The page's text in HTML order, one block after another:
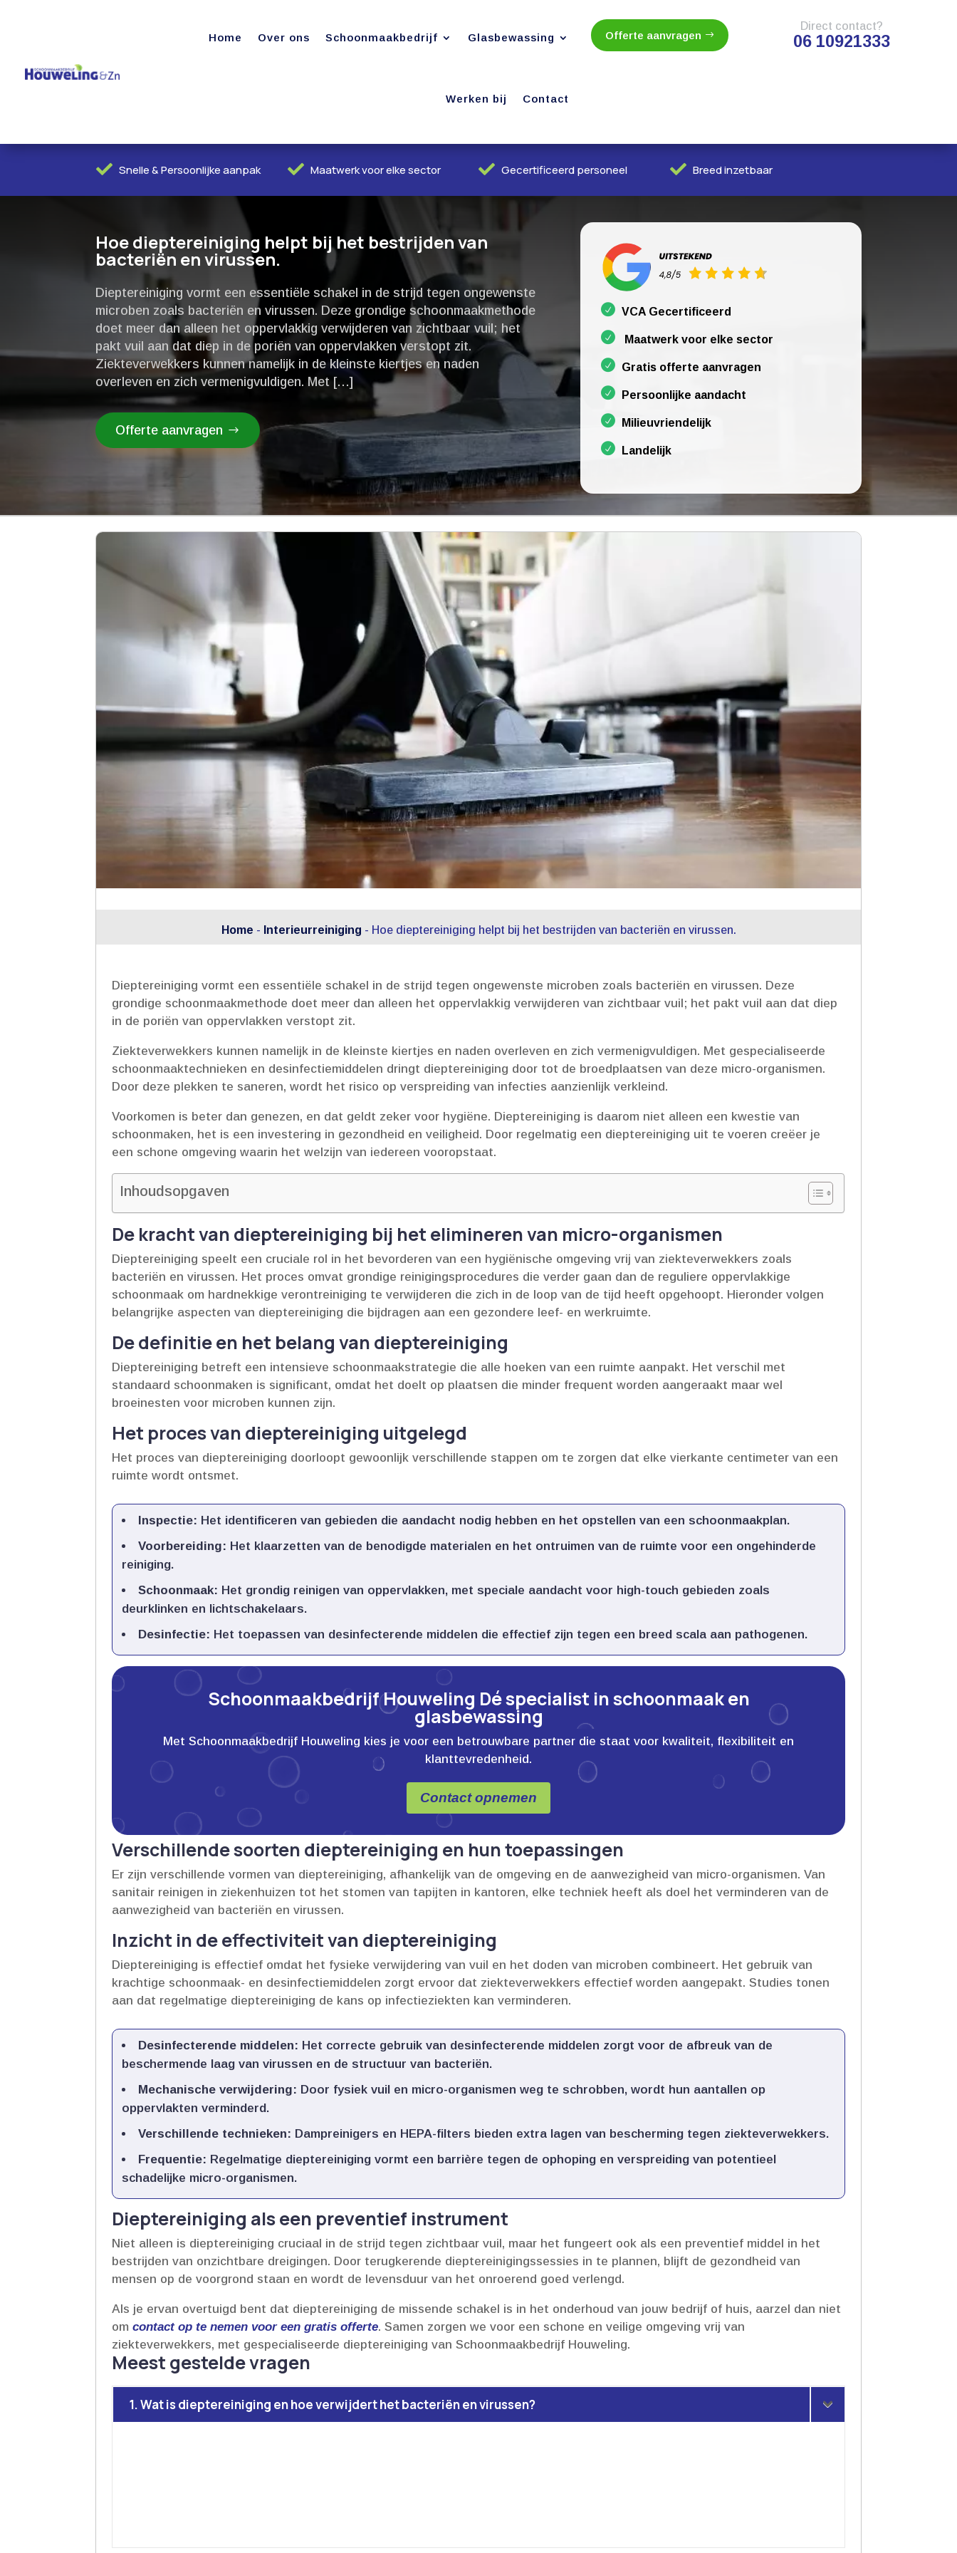
Home Over ons Schoonmaakbedrijf Glasbewassing
Werken bij Contact
Offerte aanvragen
Direct contact?
06 10921333
 Snelle & Persoonlijke aanpak  Maatwerk voor elke sector  Gecertificeerd personeel  Breed inzetbaar
Hoe dieptereiniging helpt bij het bestrijden van
bacteriën en virussen.​
Dieptereiniging vormt een essentiële schakel in de strijd tegen ongewenste
microben zoals bacteriën en virussen.​ Deze grondige schoonmaakmethode
doet meer dan alleen het oppervlakkig verwijderen van zichtbaar vuil; het
pakt vuil aan dat diep in de poriën van oppervlakken verstopt zit.​
Ziekteverwekkers kunnen namelijk in de kleinste kiertjes en naden
overleven en zich vermenigvuldigen.​ Met […]
Offerte aanvragen
VCA Gecertificeerd
Maatwerk voor elke sector
Gratis offerte aanvragen
Persoonlijke aandacht
Milieuvriendelijk
Landelijk
Home - Interieurreiniging - Hoe dieptereiniging helpt bij het bestrijden van bacteriën en virussen.​
Dieptereiniging vormt een essentiële schakel in de strijd tegen ongewenste microben zoals bacteriën en virussen.​ Deze
grondige schoonmaakmethode doet meer dan alleen het oppervlakkig verwijderen van zichtbaar vuil; het pakt vuil aan dat diep
in de poriën van oppervlakken verstopt zit.​
Ziekteverwekkers kunnen namelijk in de kleinste kiertjes en naden overleven en zich vermenigvuldigen.​ Met gespecialiseerde
schoonmaaktechnieken en desinfectiemiddelen dringt dieptereiniging door tot de broedplaatsen van deze micro-organismen.​
Door deze plekken te saneren, wordt het risico op verspreiding van infecties aanzienlijk verkleind.​
Voorkomen is beter dan genezen, en dat geldt zeker voor hygiëne.​ Dieptereiniging is daarom niet alleen een kwestie van
schoonmaken, het is een investering in gezondheid en veiligheid.​ Door regelmatig een dieptereiniging uit te voeren creëer je
een schone omgeving waarin het welzijn van iedereen vooropstaat.​
Inhoudsopgaven
De kracht van dieptereiniging bij het elimineren van micro-organismen
Dieptereiniging speelt een cruciale rol in het bevorderen van een hygiënische omgeving vrij van ziekteverwekkers zoals
bacteriën en virussen.​ Het proces omvat grondige reinigingsprocedures die verder gaan dan de reguliere oppervlakkige
schoonmaak om hardnekkige verontreiniging te verwijderen die zich in de loop van de tijd heeft opgehoopt.​ Hieronder volgen
belangrijke aspecten van dieptereiniging die bijdragen aan een gezondere leef- en werkruimte.​
De definitie en het belang van dieptereiniging
Dieptereiniging betreft een intensieve schoonmaakstrategie die alle hoeken van een ruimte aanpakt.​ Het verschil met
standaard schoonmaken is significant, omdat het doelt op plaatsen die minder frequent worden aangeraakt maar wel
broeinesten voor microben kunnen zijn.​
Het proces van dieptereiniging uitgelegd
Het proces van dieptereiniging doorloopt gewoonlijk verschillende stappen om te zorgen dat elke vierkante centimeter van een
ruimte wordt ontsmet.​
Inspectie: Het identificeren van gebieden die aandacht nodig hebben en het opstellen van een schoonmaakplan.​
Voorbereiding: Het klaarzetten van de benodigde materialen en het ontruimen van de ruimte voor een ongehinderde
reiniging.​
Schoonmaak: Het grondig reinigen van oppervlakken, met speciale aandacht voor high-touch gebieden zoals
deurklinken en lichtschakelaars.​
Desinfectie: Het toepassen van desinfecterende middelen die effectief zijn tegen een breed scala aan pathogenen.​
Schoonmaakbedrijf Houweling Dé specialist in schoonmaak en
glasbewassing
Met Schoonmaakbedrijf Houweling kies je voor een betrouwbare partner die staat voor kwaliteit, flexibiliteit en
klanttevredenheid.
Contact opnemen
Verschillende soorten dieptereiniging en hun toepassingen
Er zijn verschillende vormen van dieptereiniging, afhankelijk van de omgeving en de aanwezigheid van micro-organismen.​ Van
sanitair reinigen in ziekenhuizen tot het stomen van tapijten in kantoren, elke techniek heeft als doel het verminderen van de
aanwezigheid van bacteriën en virussen.​
Inzicht in de effectiviteit van dieptereiniging
Dieptereiniging is effectief omdat het fysieke verwijdering van vuil en het doden van microben combineert.​ Het gebruik van
krachtige schoonmaak- en desinfectiemiddelen zorgt ervoor dat ziekteverwekkers effectief worden aangepakt.​ Studies tonen
aan dat regelmatige dieptereiniging de kans op infectieziekten kan verminderen.​
Desinfecterende middelen: Het correcte gebruik van desinfecterende middelen zorgt voor de afbreuk van de
beschermende laag van virussen en de structuur van bacteriën.​
Mechanische verwijdering: Door fysiek vuil en micro-organismen weg te schrobben, wordt hun aantallen op
oppervlakten verminderd.​
Verschillende technieken: Dampreinigers en HEPA-filters bieden extra lagen van bescherming tegen ziekteverwekkers.​
Frequentie: Regelmatige dieptereiniging vormt een barrière tegen de ophoping en verspreiding van potentieel
schadelijke micro-organismen.​
Dieptereiniging als een preventief instrument
Niet alleen is dieptereiniging cruciaal in de strijd tegen zichtbaar vuil, maar het fungeert ook als een preventief middel in het
bestrijden van onzichtbare dreigingen.​ Door terugkerende dieptereinigingssessies in te plannen, blijft de gezondheid van
mensen op de voorgrond staan en wordt de levensduur van het onroerend goed verlengd.​
Als je ervan overtuigd bent dat dieptereiniging de missende schakel is in het onderhoud van jouw bedrijf of huis, aarzel dan niet
omcontact op te nemen voor een gratis offerte.​ Samen zorgen we voor een schone en veilige omgeving vrij van
ziekteverwekkers, met gespecialiseerde dieptereiniging van Schoonmaakbedrijf Houweling.​
Meest gestelde vragen
1. Wat is dieptereiniging en hoe verwijdert het bacteriën en virussen?